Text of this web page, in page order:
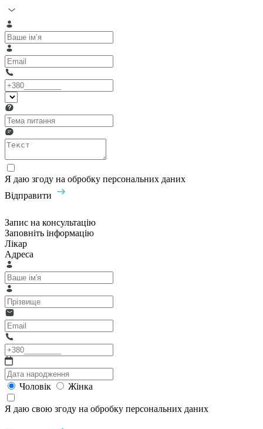
Я даю згоду на обробку персональних даних
Відправити
Запис на консультацію
Заповніть інформацію
Лікар
Адреса
Чоловік Жінка
Я даю свою згоду на обробку персональних даних